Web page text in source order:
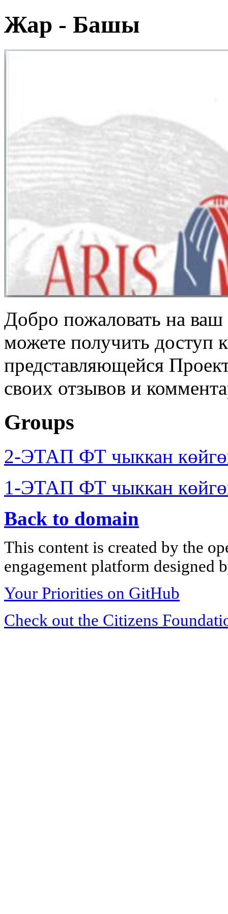
Жар - Башы
Добро пожаловать на
можете получить доступ
представляющейся
своих отзывов и
Groups
2-ЭТАП ФТ чыккан
1-ЭТАП ФТ чыккан
Back to domain
This content is created by the
engagement platform designed
Your Priorities on GitHub
Check out the Citizens